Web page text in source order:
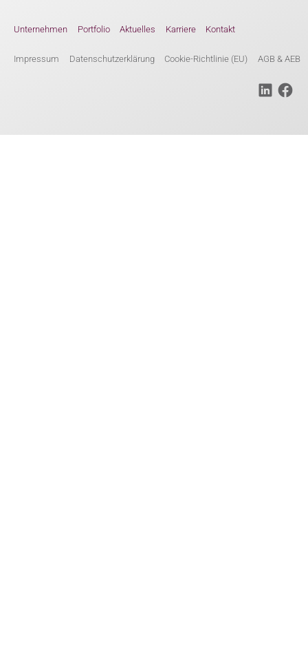
Unternehmen Portfolio Aktuelles Karriere Kontakt
Impressum Datenschutzerklärung Cookie-Richtlinie (EU) AGB & AEB